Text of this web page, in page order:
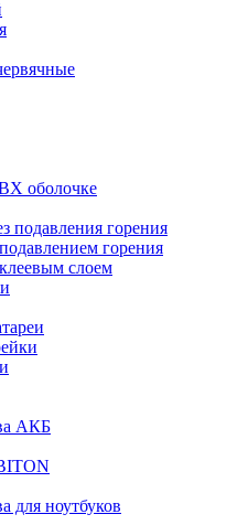
оболочке
подавления горения
горения
слоем
АКБ
для ноутбуков